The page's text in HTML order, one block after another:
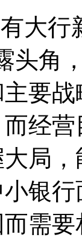
大行
头角
要
经
局
银
需